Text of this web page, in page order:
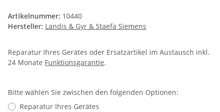
Artikelnummer: 10440
Hersteller: Landis & Gyr & Staefa Siemens
Reparatur Ihres Gerätes oder Ersatzartikel im Austausch inkl.
24 Monate Funktionsgarantie.
Bitte wählen Sie zwischen den folgenden Optionen:
Reparatur Ihres Gerätes